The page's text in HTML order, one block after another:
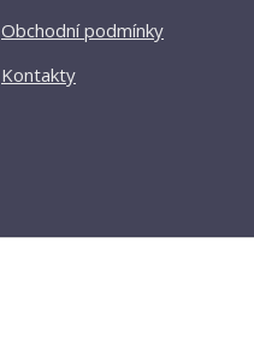
Obchodní podmínky
Kontakty